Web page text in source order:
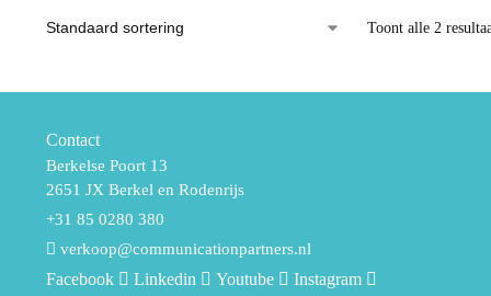
Toont alle 2
Contact
Berkelse Poort 13
2651 JX Berkel en Rodenrijs
+31 85 0280 380
verkoop@communicationpartners.nl
Facebook Linkedin Youtube
Instagram